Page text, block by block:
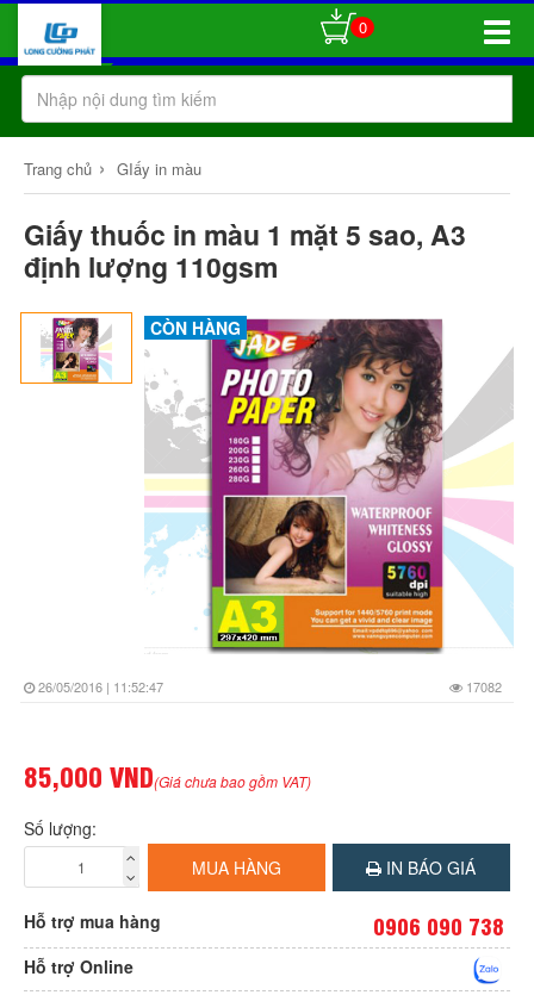
Toggle
0
Trang chủ › GIấy in màu
Giấy thuốc in màu 1 mặt 5 sao, A3
định lượng 110gsm
CÒN HÀNG
26/05/2016 | 11:52:47 17082
85,000 VND(Giá chưa bao gồm VAT)
Số lượng:
MUA HÀNG
IN BÁO GIÁ
Hỗ trợ mua hàng 0906 090 738
Hỗ trợ Online